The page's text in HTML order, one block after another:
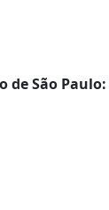
de São Paulo: